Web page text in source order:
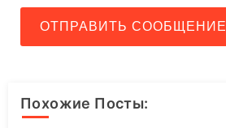
ОТПРАВИТЬ СООБЩЕНИЕ
Похожие Посты: